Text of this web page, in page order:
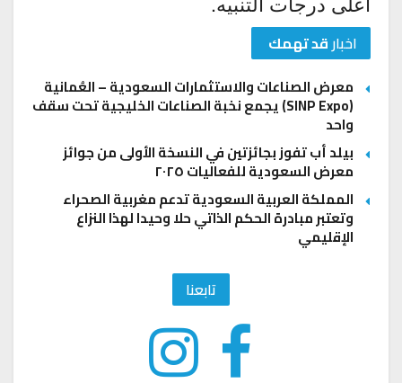
اخبارقد تهمك
معرض الصناعات والاستثمارات السعودية – العُمانية
(SINP Expo) يجمع نخبة الصناعات الخليجية تحت سقف
واحد
بيلد أب تفوز بجائزتين في النسخة الأولى من جوائز
معرض السعودية للفعاليات ٢٠٢٥
المملكة العربية السعودية تدعم مغربية الصحراء
وتعتبر مبادرة الحكم الذاتي حلا وحيدا لهذا النزاع
الإقليمي
تابعنا